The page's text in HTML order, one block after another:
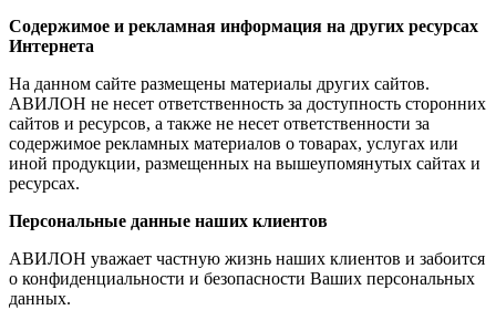
Содержимое и рекламная информация на других ресурсах
Интернета
На данном сайте размещены материалы других сайтов.
АВИЛОН не несет ответственность за доступность сторонних
сайтов и ресурсов, а также не несет ответственности за
содержимое рекламных материалов о товарах, услугах или
иной продукции, размещенных на вышеупомянутых сайтах и
ресурсах.
Персональные данные наших клиентов
АВИЛОН уважает частную жизнь наших клиентов и забоится
о конфиденциальности и безопасности Ваших персональных
данных.